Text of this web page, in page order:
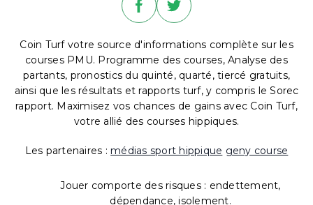
Coin Turf votre source d'informations complète sur les
courses PMU. Programme des courses, Analyse des
partants, pronostics du quinté, quarté, tiercé gratuits,
ainsi que les résultats et rapports turf, y compris le Sorec
rapport. Maximisez vos chances de gains avec Coin Turf,
votre allié des courses hippiques.
Les partenaires : médias sport hippique geny course
Jouer comporte des risques : endettement,
dépendance, isolement.